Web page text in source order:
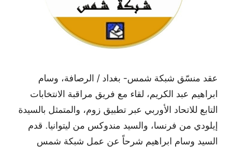
عقد منسّق شبكة شمس- بغداد / الرصافة، وسام
ابراهيم عبد الكريم، لقاء مع فريق مراقبة الانتخابات
التابع للاتحاد الأوربي عبر تطبيق زوم، والمتمثل بالسيدة
إيلودي من فرنسا، والسيد مندوكس من ليتوانيا. قدم
السيد وسام ابراهيم شرحاً عن عمل شبكة شمس